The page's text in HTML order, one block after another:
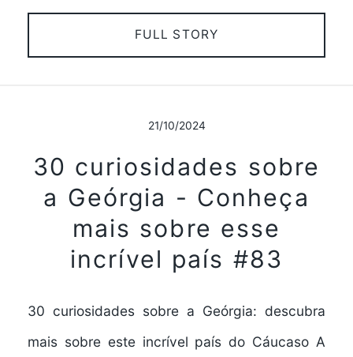
FULL STORY
21/10/2024
30 curiosidades sobre
a Geórgia - Conheça
mais sobre esse
incrível país #83
30 curiosidades sobre a Geórgia: descubra
mais sobre este incrível país do Cáucaso A